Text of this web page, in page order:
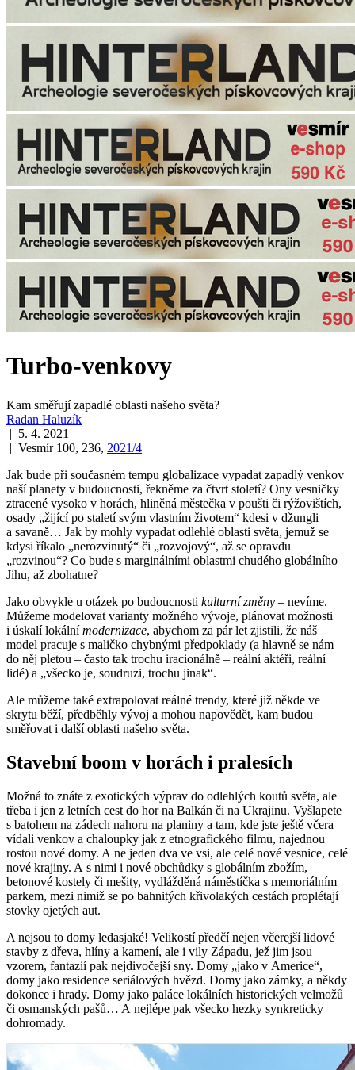
Turbo-venkovy
Kam směřují zapadlé oblasti našeho světa?
Radan Haluzík
| 5. 4. 2021
| Vesmír 100, 236, 2021/4
Jak bude při současném tempu globalizace vypadat zapadlý venkov
naší planety v budoucnosti, řekněme za čtvrt století? Ony vesničky
ztracené vysoko v horách, hliněná městečka v poušti či rýžovištích,
osady „žijící po staletí svým vlastním životem“ kdesi v džungli
a savaně… Jak by mohly vypadat odlehlé oblasti světa, jemuž se
kdysi říkalo „nerozvinutý“ či „rozvojový“, až se opravdu
„rozvinou“? Co bude s marginálními oblastmi chudého globálního
Jihu, až zbohatne?
Jako obvykle u otázek po budoucnosti kulturní změny – nevíme.
Můžeme modelovat varianty možného vývoje, plánovat možnosti
i úskalí lokálnímodernizace, abychom za pár let zjistili, že náš
model pracuje s maličko chybnými předpoklady (a hlavně se nám
do něj pletou – často tak trochu iracionálně – reální aktéři, reální
lidé) a „všecko je, soudruzi, trochu jinak“.
Ale můžeme také extrapolovat reálné trendy, které již někde ve
skrytu běží, předběhly vývoj a mohou napovědět, kam budou
směřovat i další oblasti našeho světa.
Stavební boom v horách i pralesích
Možná to znáte z exotických výprav do odlehlých koutů světa, ale
třeba i jen z letních cest do hor na Balkán či na Ukrajinu. Vyšlapete
s batohem na zádech nahoru na planiny a tam, kde jste ještě včera
vídali venkov a chaloupky jak z etnografického filmu, najednou
rostou nové domy. A ne jeden dva ve vsi, ale celé nové vesnice, celé
nové krajiny. A s nimi i nové obchůdky s globálním zbožím,
betonové kostely či mešity, vydlážděná náměstíčka s memoriálním
parkem, mezi nimiž se po bahnitých křivolakých cestách proplétají
stovky ojetých aut.
A nejsou to domy ledasjaké! Velikostí předčí nejen včerejší lidové
stavby z dřeva, hlíny a kamení, ale i vily Západu, jež jim jsou
vzorem, fantazií pak nejdivočejší sny. Domy „jako v Americe“,
domy jako residence seriálových hvězd. Domy jako zámky, a někdy
dokonce i hrady. Domy jako paláce lokálních historických velmožů
či osmanských pašů… A nejlépe pak všecko hezky synkreticky
dohromady.